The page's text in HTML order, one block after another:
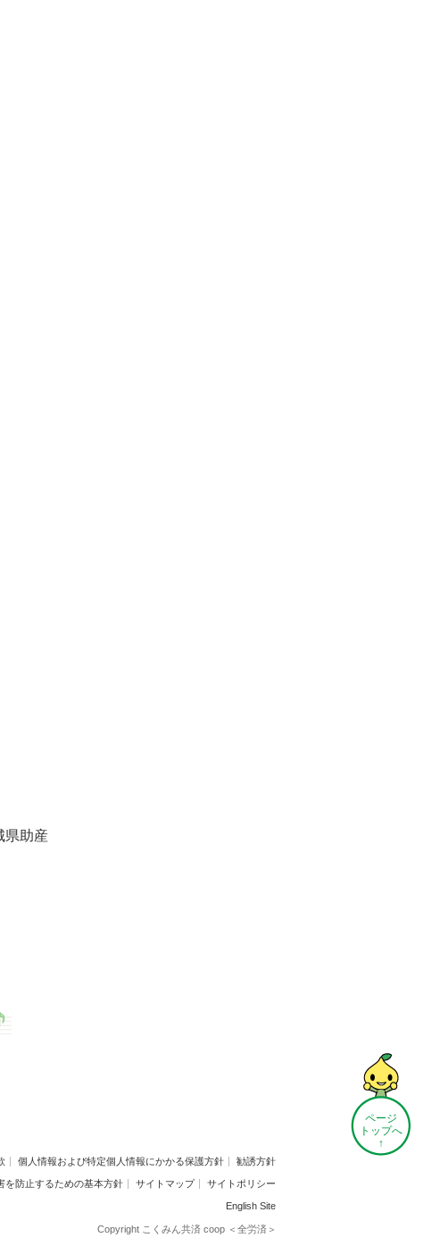
助産
ページ
トップへ
↑
個人情報および特定個人情報にかかる保護方針 勧誘方針
を防止するための基本方針 サイトマップ サイトポリシー
English Site
Copyright こくみん共済 coop ＜全労済＞